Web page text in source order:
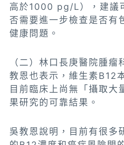
高於1000 pg/L），建議
否需要進一步檢查是否有
健康問題。
（二）林口長庚醫院腫瘤
教恩也表示，維生素B12
目前臨床上尚無「攝取大
果研究的可靠結果。
吳教恩說明，目前有很多